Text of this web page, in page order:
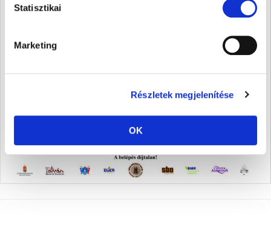
Statisztikai
Marketing
Részletek megjelenítése
OK